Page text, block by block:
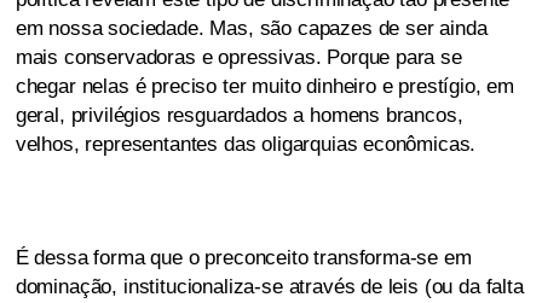
em nossa sociedade. Mas, são capazes de ser ainda
mais conservadoras e opressivas. Porque para se
chegar nelas é preciso ter muito dinheiro e prestígio, em
geral, privilégios resguardados a homens brancos,
velhos, representantes das oligarquias econômicas.
É dessa forma que o preconceito transforma-se em
dominação, institucionaliza-se através de leis (ou da falta